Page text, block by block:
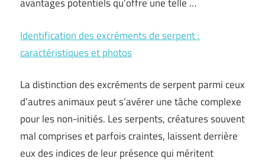
Identification des excréments de serpent :
caractéristiques et photos
La distinction des excréments de serpent parmi ceux
d’autres animaux peut s’avérer une tâche complexe
pour les non-initiés. Les serpents, créatures souvent
mal comprises et parfois craintes, laissent derrière
eux des indices de leur présence qui méritent